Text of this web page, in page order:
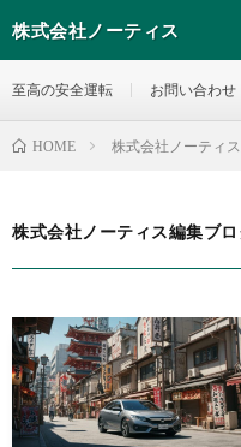
株式会社ノーティス
至高の安全運転 お問い合わせ
HOME 株式会社ノーティ
株式会社ノーティス編集ブ